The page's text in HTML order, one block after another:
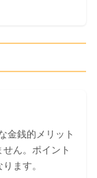
金銭的メリット
ん。ポイント
ます。